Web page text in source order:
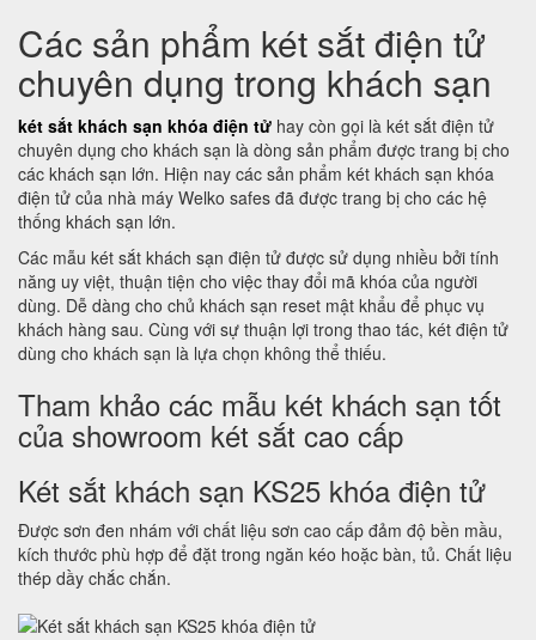
Các sản phẩm két sắt điện tử
chuyên dụng trong khách sạn
két sắt khách sạn khóa điện tử hay còn gọi là két sắt điện tử
chuyên dụng cho khách sạn là dòng sản phẩm được trang bị cho
các khách sạn lớn. Hiện nay các sản phẩm két khách sạn khóa
điện tử của nhà máy Welko safes đã được trang bị cho các hệ
thống khách sạn lớn.
Các mẫu két sắt khách sạn điện tử được sử dụng nhiều bởi tính
năng uy việt, thuận tiện cho việc thay đổi mã khóa của người
dùng. Dễ dàng cho chủ khách sạn reset mật khẩu để phục vụ
khách hàng sau. Cùng với sự thuận lợi trong thao tác, két điện tử
dùng cho khách sạn là lựa chọn không thể thiếu.
Tham khảo các mẫu két khách sạn tốt
của showroom két sắt cao cấp
Két sắt khách sạn KS25 khóa điện tử
Được sơn đen nhám với chất liệu sơn cao cấp đảm độ bền mầu,
kích thước phù hợp để đặt trong ngăn kéo hoặc bàn, tủ. Chất liệu
thép dầy chắc chắn.